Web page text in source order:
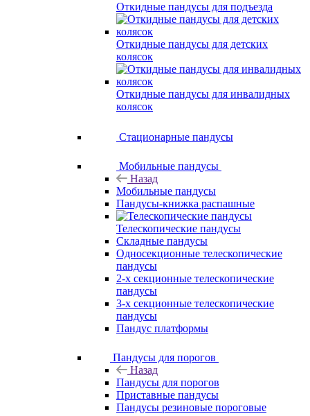
Откидные пандусы для подъезда
Откидные пандусы для детских
колясок
Откидные пандусы для инвалидных
колясок
Стационарные пандусы
Мобильные пандусы
Назад
Мобильные пандусы
Пандусы-книжка распашные
Телескопические пандусы
Складные пандусы
Односекционные телескопические
пандусы
2-х секционные телескопические
пандусы
3-х секционные телескопические
пандусы
Пандус платформы
Пандусы для порогов
Назад
Пандусы для порогов
Приставные пандусы
Пандусы резиновые пороговые